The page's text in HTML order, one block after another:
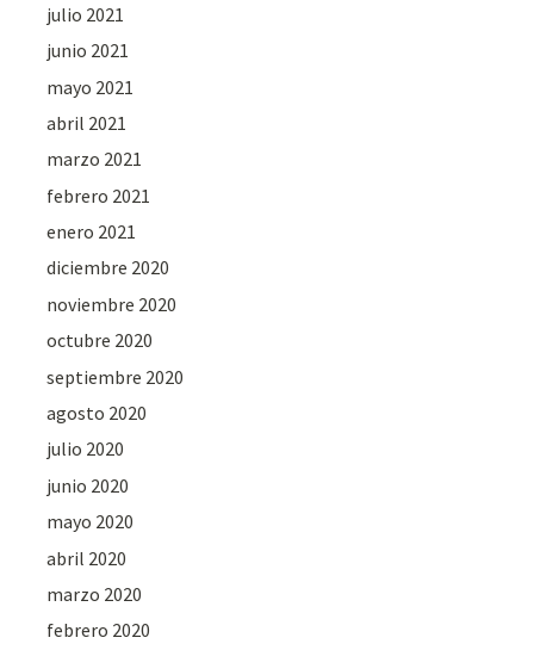
julio 2021
junio 2021
mayo 2021
abril 2021
marzo 2021
febrero 2021
enero 2021
diciembre 2020
noviembre 2020
octubre 2020
septiembre 2020
agosto 2020
julio 2020
junio 2020
mayo 2020
abril 2020
marzo 2020
febrero 2020